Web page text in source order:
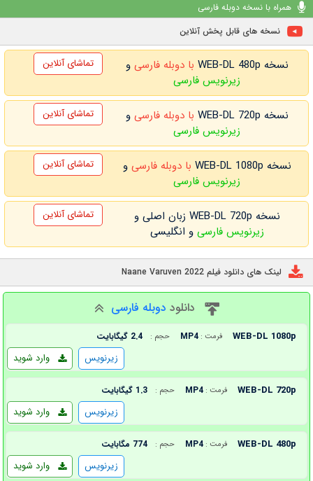
همراه با نسخه دوبله فارسی
نسخه های قابل پخش آنلاین
نسخه WEB-DL 480p با دوبله فارسی و
زیرنویس فارسی
تماشای آنلاین
نسخه WEB-DL 720p با دوبله فارسی و
زیرنویس فارسی
تماشای آنلاین
نسخه WEB-DL 1080p با دوبله فارسی و
زیرنویس فارسی
تماشای آنلاین
نسخه WEB-DL 720p زبان اصلی و
زیرنویس فارسی و انگلیسی
تماشای آنلاین
لینک های دانلود فیلم Naane Varuven 2022
دانلود دوبله فارسی
WEB-DL 1080p فرمت : MP4 حجم : 2.4 گیگابایت
وارد شوید زیرنویس
WEB-DL 720p فرمت : MP4 حجم : 1.3 گیگابایت
وارد شوید زیرنویس
WEB-DL 480p فرمت : MP4 حجم : 774 مگابایت
وارد شوید زیرنویس